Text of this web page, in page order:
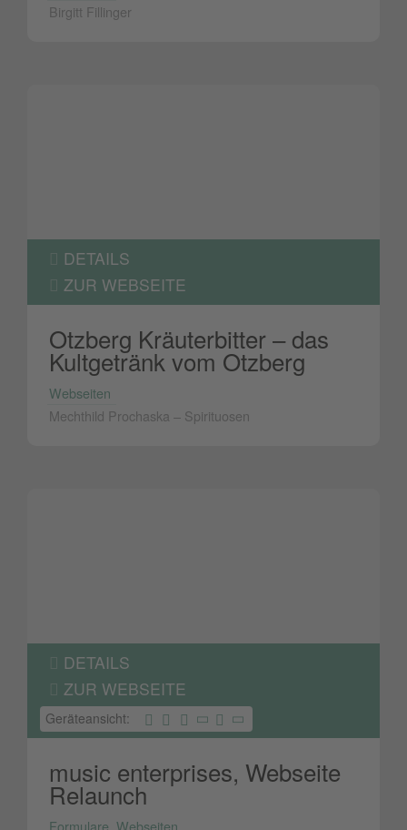
Birgitt Fillinger
DETAILS
ZUR WEBSEITE
Otzberg Kräuterbitter – das
Kultgetränk vom Otzberg
Webseiten
Mechthild Prochaska – Spirituosen
DETAILS
ZUR WEBSEITE
Geräteansicht:
music enterprises, Webseite
Relaunch
Formulare, Webseiten